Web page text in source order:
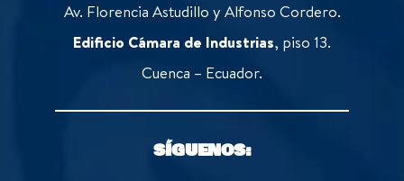
Av. Florencia Astudillo y Alfonso Cordero.
Edificio Cámara de Industrias, piso 13.
Cuenca – Ecuador.
SÍGUENOS: